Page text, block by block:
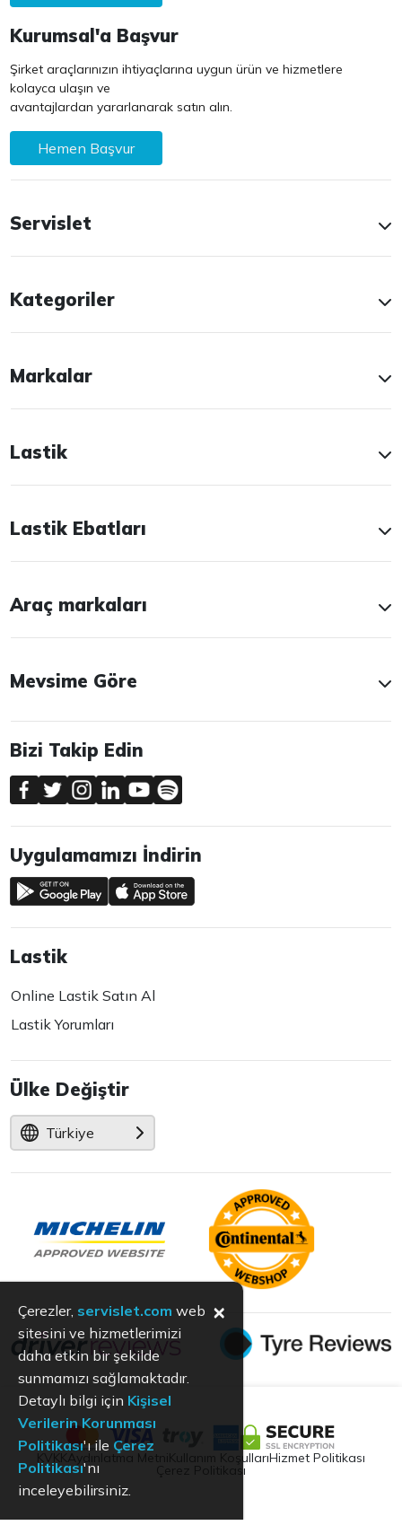
Kurumsal'a Başvur
Şirket araçlarınızın ihtiyaçlarına uygun ürün ve hizmetlere
kolayca ulaşın ve
avantajlardan yararlanarak satın alın.
Hemen Başvur
Servislet
Kategoriler
Markalar
Lastik
Lastik Ebatları
Araç markaları
Mevsime Göre
Bizi Takip Edin
Uygulamamızı İndirin
Lastik
Online Lastik Satın Al
Lastik Yorumları
Ülke Değiştir
Türkiye
Aydınlatma Metni Kullanım KoşullarıHizmet Politikası
Çerez Politikası
Çerezler, servislet.com web
sitesini ve hizmetlerimizi
daha etkin bir şekilde
sunmamızı sağlamaktadır.
Detaylı bilgi için Kişisel
Verilerin Korunması
Politikası'ı ile Çerez
Politikası'nı
inceleyebilirsiniz.
×